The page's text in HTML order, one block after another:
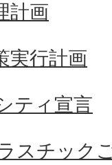
計画
実行計画
ティ宣言
スチック